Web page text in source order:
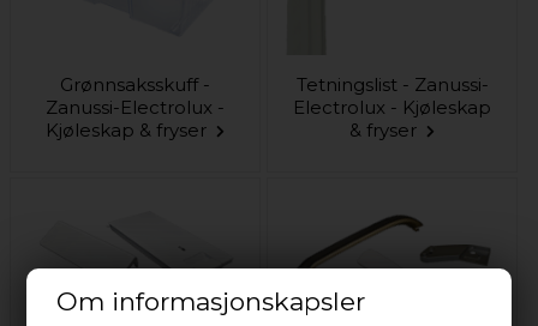
Om informasjonskapsler
Grønnsaksskuff -
Zanussi-Electrolux -
Kjøleskap & fryser
Tetningslist - Zanussi-
Electrolux - Kjøleskap
& fryser